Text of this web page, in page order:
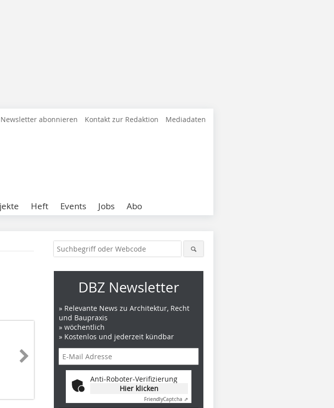
Newsletter abonnieren Kontakt zur Redaktion Mediadaten
Heft Events Jobs Abo
DBZ Newsletter
» Relevante News zu Architektur, Recht
und Baupraxis
» wöchentlich
» Kostenlos und jederzeit kündbar
Anti-Roboter-Verifizierung
Hier klicken
FriendlyCaptcha ⇗